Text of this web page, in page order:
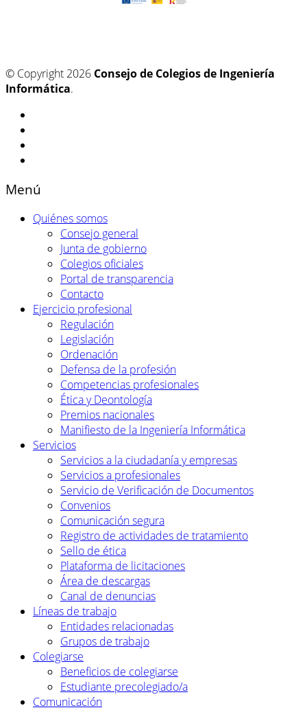
© Copyright 2026 Consejo de Colegios de Ingeniería
Informática.
Menú
Quiénes somos
Consejo general
Junta de gobierno
Colegios oficiales
Portal de transparencia
Contacto
Ejercicio profesional
Regulación
Legislación
Ordenación
Defensa de la profesión
Competencias profesionales
Ética y Deontología
Premios nacionales
Manifiesto de la Ingeniería Informática
Servicios
Servicios a la ciudadanía y empresas
Servicios a profesionales
Servicio de Verificación de Documentos
Convenios
Comunicación segura
Registro de actividades de tratamiento
Sello de ética
Plataforma de licitaciones
Área de descargas
Canal de denuncias
Líneas de trabajo
Entidades relacionadas
Grupos de trabajo
Colegiarse
Beneficios de colegiarse
Estudiante precolegiado/a
Comunicación